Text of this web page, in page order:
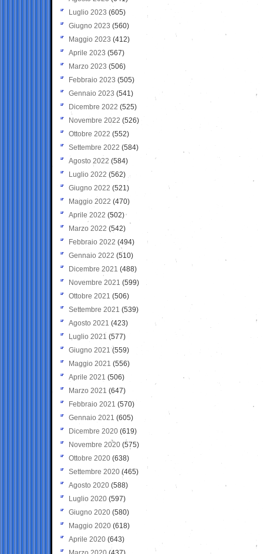
Luglio 2023 (605)
Giugno 2023 (560)
Maggio 2023 (412)
Aprile 2023 (567)
Marzo 2023 (506)
Febbraio 2023 (505)
Gennaio 2023 (541)
Dicembre 2022 (525)
Novembre 2022 (526)
Ottobre 2022 (552)
Settembre 2022 (584)
Agosto 2022 (584)
Luglio 2022 (562)
Giugno 2022 (521)
Maggio 2022 (470)
Aprile 2022 (502)
Marzo 2022 (542)
Febbraio 2022 (494)
Gennaio 2022 (510)
Dicembre 2021 (488)
Novembre 2021 (599)
Ottobre 2021 (506)
Settembre 2021 (539)
Agosto 2021 (423)
Luglio 2021 (577)
Giugno 2021(559)
Maggio 2021 (556)
Aprile 2021 (506)
Marzo 2021 (647)
Febbraio 2021 (570)
Gennaio 2021 (605)
Dicembre 2020 (619)
Novembre 2020 (575)
Ottobre 2020 (638)
Settembre 2020(465)
Agosto 2020 (588)
Luglio 2020 (597)
Giugno 2020 (580)
Maggio 2020 (618)
Aprile 2020 (643)